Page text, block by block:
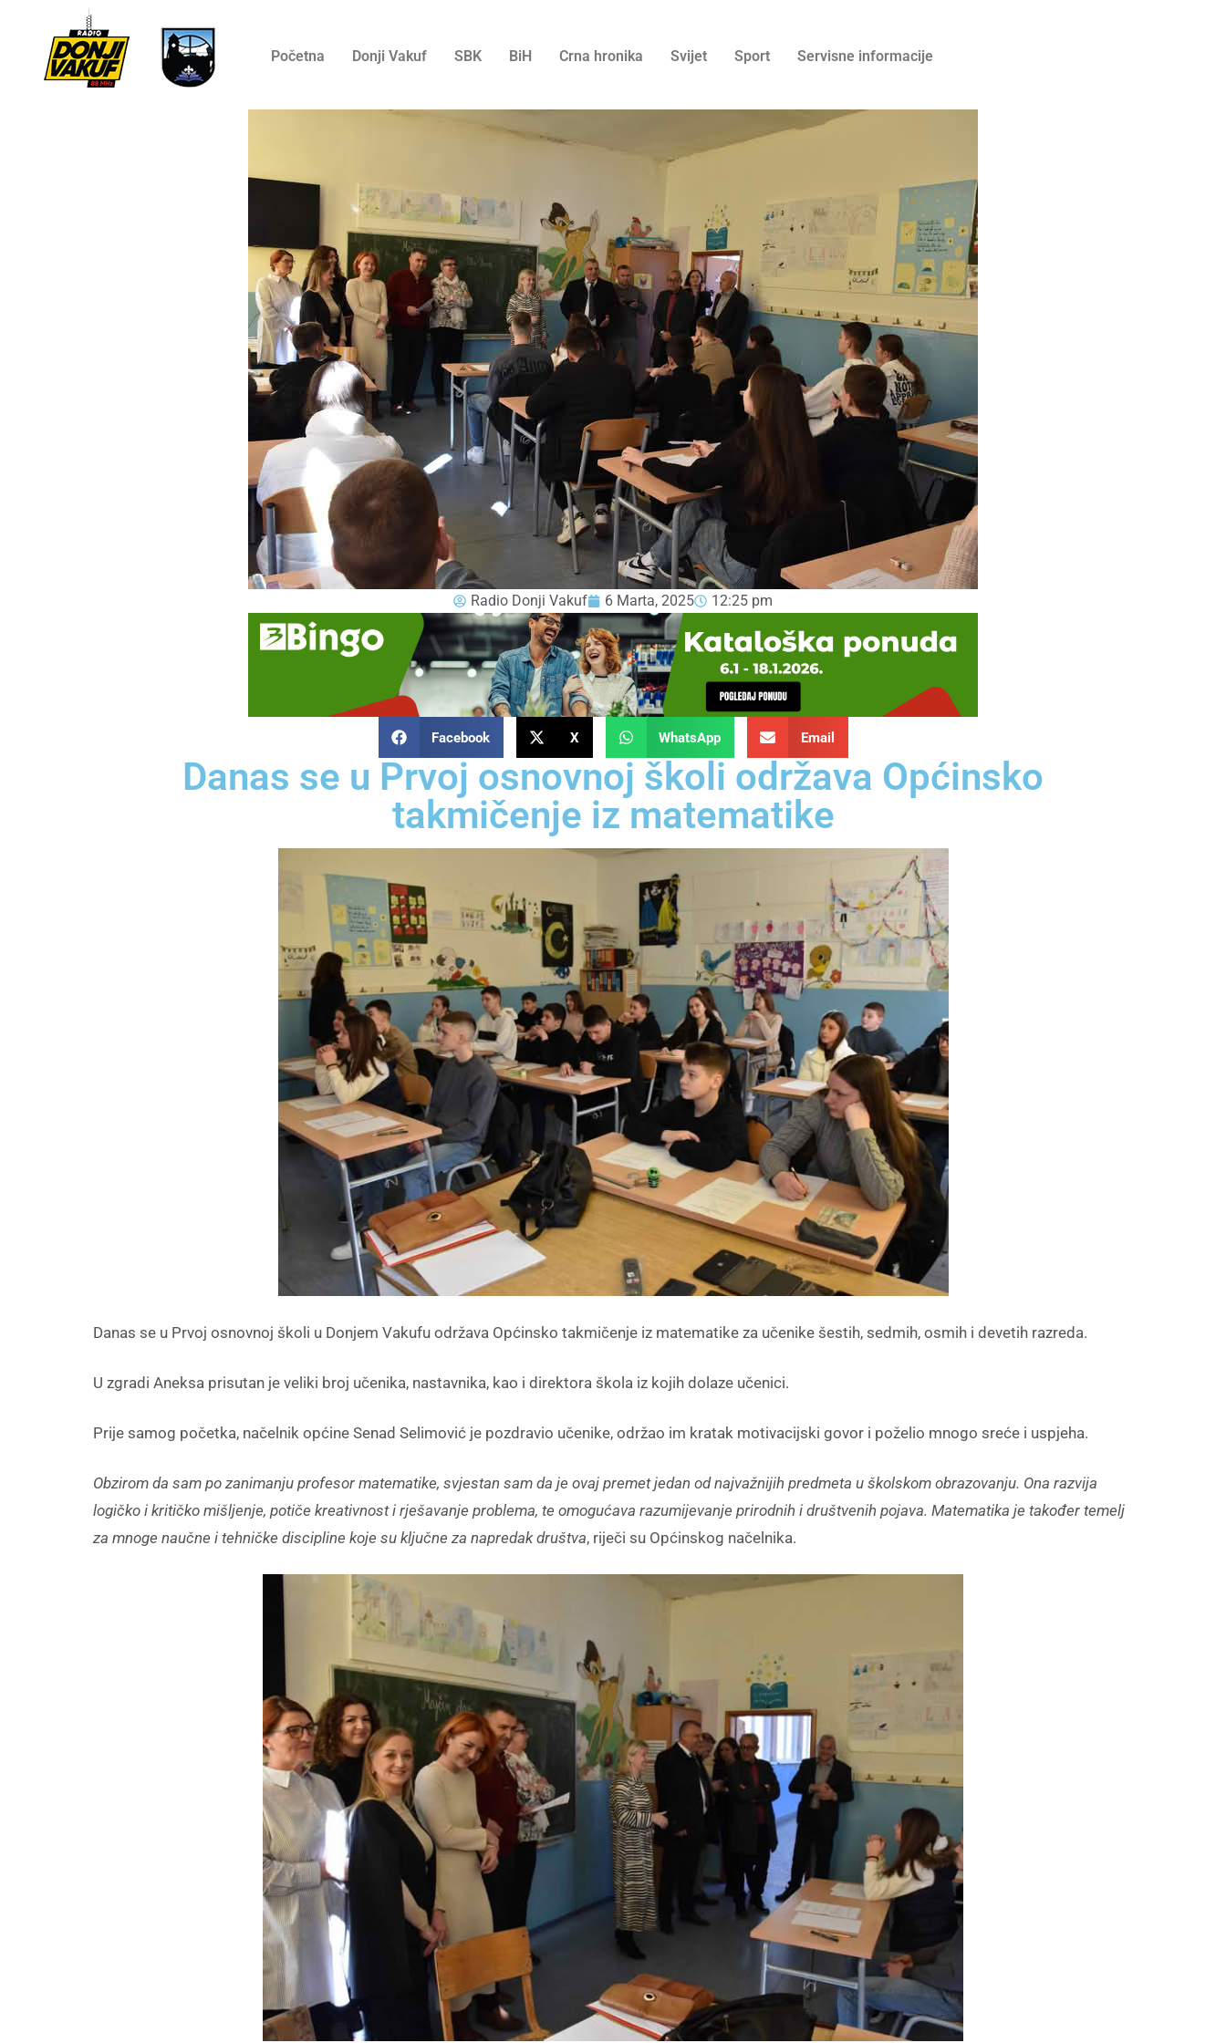
Početna Donji Vakuf SBK BiH Crna hronika Svijet Sport Servisne informacije
Radio Donji Vakuf 6 Marta, 2025 12:25 pm
Facebook X WhatsApp Email
Danas se u Prvoj osnovnoj školi održava Općinsko
takmičenje iz matematike
Danas se u Prvoj osnovnoj školi u Donjem Vakufu održava Općinsko takmičenje iz matematike za učenike šestih, sedmih, osmih i devetih razreda.
U zgradi Aneksa prisutan je veliki broj učenika, nastavnika, kao i direktora škola iz kojih dolaze učenici.
Prije samog početka, načelnik općine Senad Selimović je pozdravio učenike, održao im kratak motivacijski govor i poželio mnogo sreće i uspjeha.
Obzirom da sam po zanimanju profesor matematike, svjestan sam da je ovaj premet jedan od najvažnijih predmeta u školskom obrazovanju. Ona razvija
logičko i kritičko mišljenje, potiče kreativnost i rješavanje problema, te omogućava razumijevanje prirodnih i društvenih pojava. Matematika je također temelj
za mnoge naučne i tehničke discipline koje su ključne za napredak društva, riječi su Općinskog načelnika.